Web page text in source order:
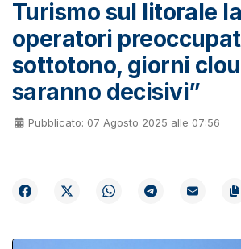
Turismo sul litorale
operatori
sottotono, giorni
saranno decisivi”
Pubblicato: 07 Agosto 2025 alle 07:56